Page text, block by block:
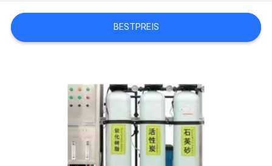
VERBINDUNG
FORDERN
BESTPREIS